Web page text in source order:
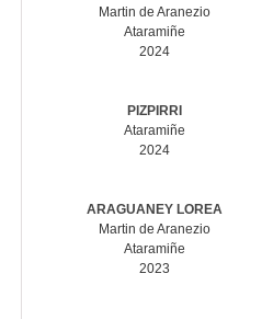
Martin de Aranezio
Ataramiñe
2024
PIZPIRRI
Ataramiñe
2024
ARAGUANEY LOREA
Martin de Aranezio
Ataramiñe
2023